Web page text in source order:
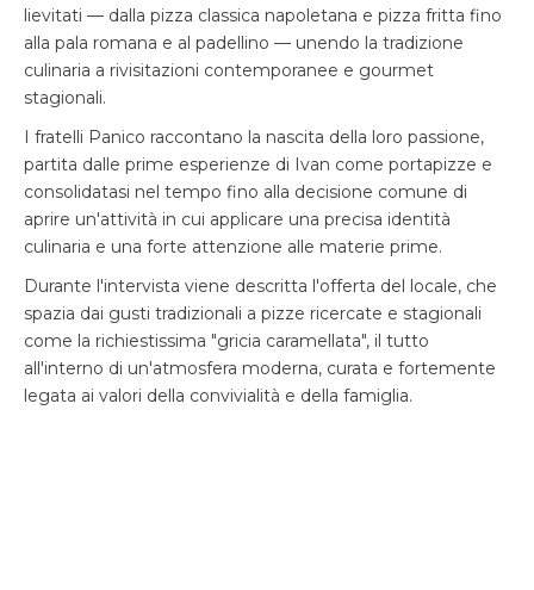
lievitati — dalla pizza classica napoletana e pizza fritta fino
alla pala romana e al padellino — unendo la tradizione
culinaria a rivisitazioni contemporanee e gourmet
stagionali.
I fratelli Panico raccontano la nascita della loro passione,
partita dalle prime esperienze di Ivan come portapizze e
consolidatasi nel tempo fino alla decisione comune di
aprire un'attività in cui applicare una precisa identità
culinaria e una forte attenzione alle materie prime.
Durante l'intervista viene descritta l'offerta del locale, che
spazia dai gusti tradizionali a pizze ricercate e stagionali
come la richiestissima "gricia caramellata", il tutto
all'interno di un'atmosfera moderna, curata e fortemente
legata ai valori della convivialità e della famiglia.